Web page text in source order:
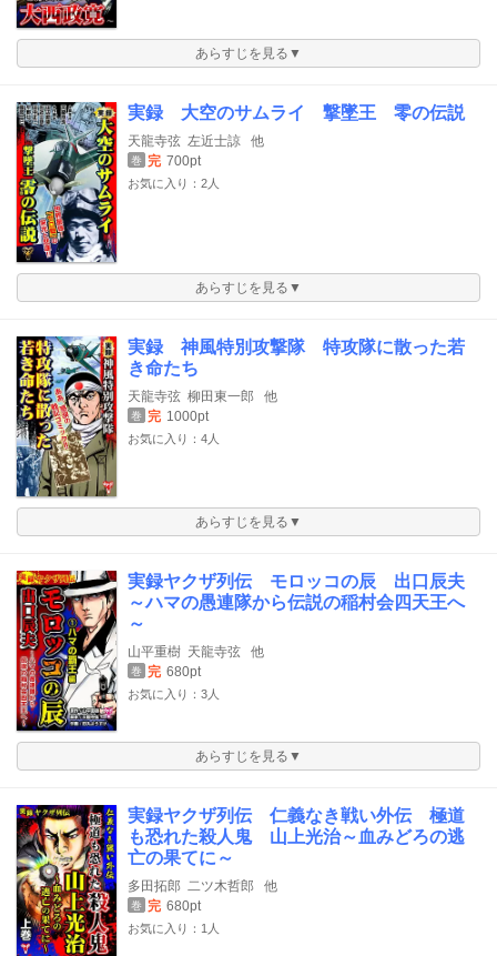
あらすじを見る▼
実録 大空のサムライ 撃墜王 零の伝説
天龍寺弦 左近士諒 他
巻 完 700pt
お気に入り：2人
あらすじを見る▼
実録 神風特別攻撃隊 特攻隊に散った若
き命たち
天龍寺弦 柳田東一郎 他
巻 完 1000pt
お気に入り：4人
あらすじを見る▼
実録ヤクザ列伝 モロッコの辰 出口辰夫
～ハマの愚連隊から伝説の稲村会四天王へ
～
山平重樹 天龍寺弦 他
巻 完 680pt
お気に入り：3人
あらすじを見る▼
実録ヤクザ列伝 仁義なき戦い外伝 極道
も恐れた殺人鬼 山上光治～血みどろの逃
亡の果てに～
多田拓郎 二ツ木哲郎 他
巻 完 680pt
お気に入り：1人